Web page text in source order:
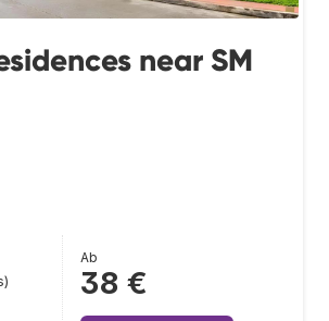
near SM
Ab
38 €